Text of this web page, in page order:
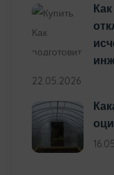
22.05.2026